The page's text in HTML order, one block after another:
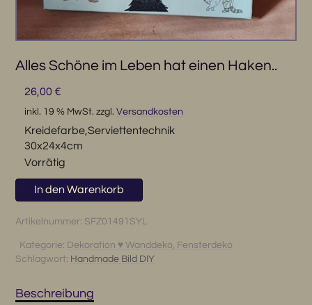
Alles Schöne im Leben hat einen Haken..
26,00 €
inkl. 19 % MwSt. zzgl. Versandkosten
Kreidefarbe,Serviettentechnik
30x24x4cm
Vorrätig
Alles
Schöne
im
hat
einen
Menge
In den Warenkorb
Artikelnummer: SFZ01491SYL
Kategorie: Dekoration ♥ Wanddeko, Fensterdeko
Schlagwort: Handmade Bild DIY
Beschreibung